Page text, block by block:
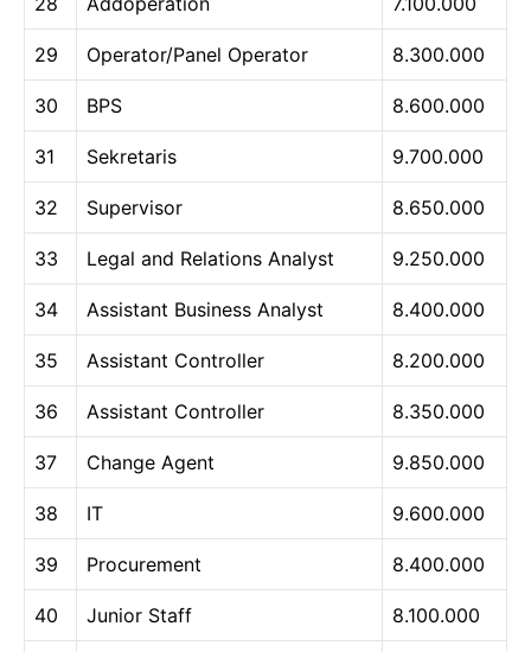
29 Operator/Panel Operator 8.300.000
30 BPS 8.600.000
31 Sekretaris 9.700.000
32 Supervisor 8.650.000
33 Legal and Relations Analyst 9.250.000
34 Assistant Business Analyst 8.400.000
35 Assistant Controller 8.200.000
36 Assistant Controller 8.350.000
37 Change Agent 9.850.000
38 IT 9.600.000
39 Procurement 8.400.000
40 Junior Staff 8.100.000